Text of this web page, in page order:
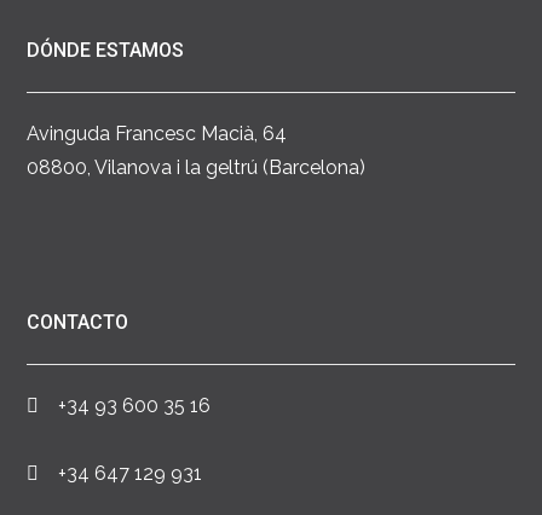
DÓNDE ESTAMOS
Avinguda Francesc Macià, 64
08800, Vilanova i la geltrú (Barcelona)
CONTACTO
+34 93 600 35 16
+34 647 129 931